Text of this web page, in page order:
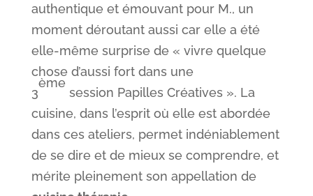
authentique et émouvant pour M., un
moment déroutant aussi car elle a été
elle-même surprise de « vivre quelque
chose d’aussi fort dans une
3
ème
session Papilles Créatives ». La
cuisine, dans l’esprit où elle est abordée
dans ces ateliers, permet indéniablement
de se dire et de mieux se comprendre, et
mérite pleinement son appellation de